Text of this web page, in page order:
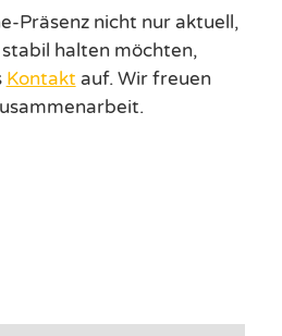
Präsenz nicht nur aktuell,
halten möchten,
Kontakt auf. Wir freuen